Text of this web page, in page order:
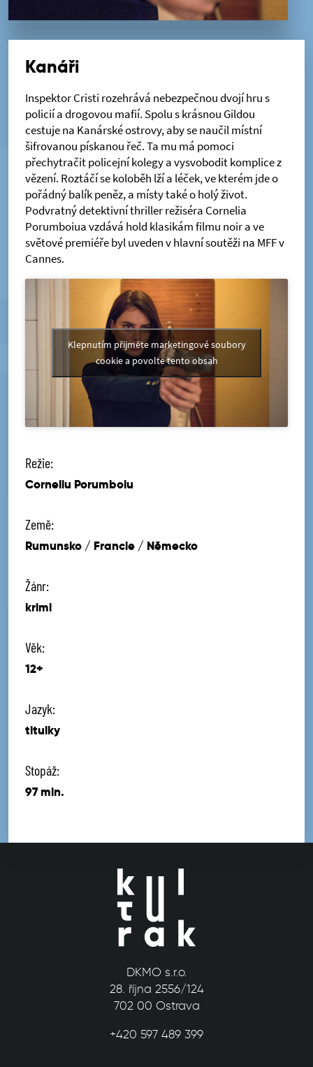
Kanáři
Inspektor Cristi rozehrává nebezpečnou dvojí hru s
policií a drogovou mafií. Spolu s krásnou Gildou
cestuje na Kanárské ostrovy, aby se naučil místní
šifrovanou pískanou řeč. Ta mu má pomoci
přechytračit policejní kolegy a vysvobodit komplice z
vězení. Roztáčí se koloběh lží a léček, ve kterém jde o
pořádný balík peněz, a místy také o holý život.
Podvratný detektivní thriller režiséra Cornelia
Porumboiua vzdává hold klasikám filmu noir a ve
světové premiéře byl uveden v hlavní soutěži na MFF v
Cannes.
Klepnutím přijměte marketingové soubory
cookie a povolte tento obsah
Režie:
Corneliu Porumboiu
Země:
Rumunsko / Francie / Německo
Žánr:
krimi
Věk:
12+
Jazyk:
titulky
Stopáž:
97 min.
DKMO s.r.o.
28. října 2556/124
702 00 Ostrava
+420 597 489 399